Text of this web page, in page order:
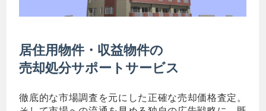
居住用物件・収益物件の
売却処分サポートサービス
徹底的な市場調査を元にした正確な売却価格査定。